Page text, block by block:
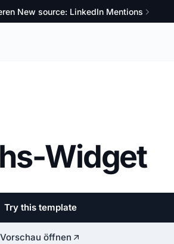
New source: LinkedIn Mentions
Widget
Try this template
Vorschau öffnen